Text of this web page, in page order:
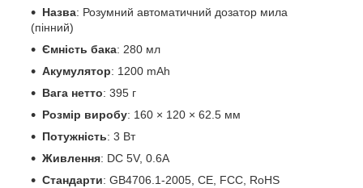
Назва: Розумний автоматичний дозатор мила
(пінний)
Ємність бака: 280 мл
Акумулятор: 1200 mAh
Вага нетто: 395 г
Розмір виробу: 160 × 120 × 62.5 мм
Потужність: 3 Вт
Живлення: DC 5V, 0.6A
Стандарти: GB4706.1-2005, CE, FCC, RoHS